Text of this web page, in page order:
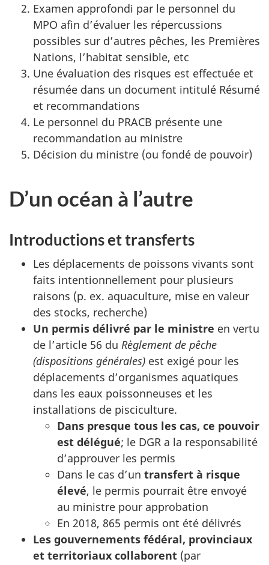
Examen approfondi par le personnel du
MPO afin d’évaluer les répercussions
possibles sur d’autres pêches, les Premières
Nations, l’habitat sensible, etc
Une évaluation des risques est effectuée et
résumée dans un document intitulé Résumé
et recommandations
Le personnel du PRACB présente une
recommandation au ministre
Décision du ministre (ou fondé de pouvoir)
D’un océan à l’autre
Introductions et transferts
Les déplacements de poissons vivants sont
faits intentionnellement pour plusieurs
raisons (p. ex. aquaculture, mise en valeur
des stocks, recherche)
Un permis délivré par le ministre en vertu
de l’article 56 du Règlement de pêche
(dispositions générales) est exigé pour les
déplacements d’organismes aquatiques
dans les eaux poissonneuses et les
installations de pisciculture.
Dans presque tous les cas, ce pouvoir
est délégué; le DGR a la responsabilité
d’approuver les permis
Dans le cas d’un transfert à risque
élevé, le permis pourrait être envoyé
au ministre pour approbation
En 2018, 865 permis ont été délivrés
Les gouvernements fédéral, provinciaux
et territoriaux collaborent (par